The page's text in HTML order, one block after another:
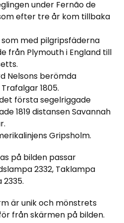
under Fernão de
efter tre år kom tillbaka
med pilgripsfäderna
från Plymouth i England till
Nelsons berömda
1805.
första segelriggade
1819 distansen Savannah
Gripsholm.
på bilden passar
2332, Taklampa
är unik och mönstrets
från skärmen på bilden.